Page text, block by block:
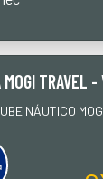
MOGI TRAVEL
NÁUTICO